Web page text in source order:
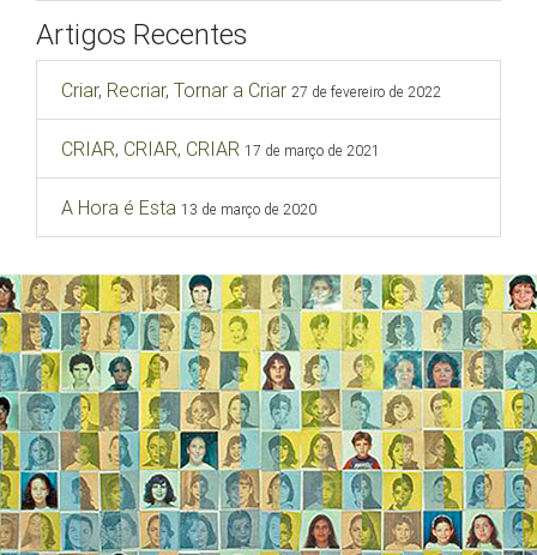
Artigos Recentes
Criar, Recriar, Tornar a Criar 27 de fevereiro de 2022
CRIAR, CRIAR, CRIAR 17 de março de 2021
A Hora é Esta 13 de março de 2020